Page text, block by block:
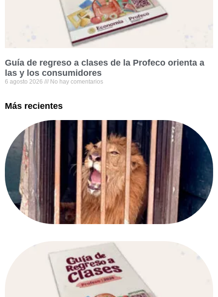
Guía de regreso a clases de la Profeco orienta a
las y los consumidores
6 agosto 2026 No hay comentarios
Más recientes